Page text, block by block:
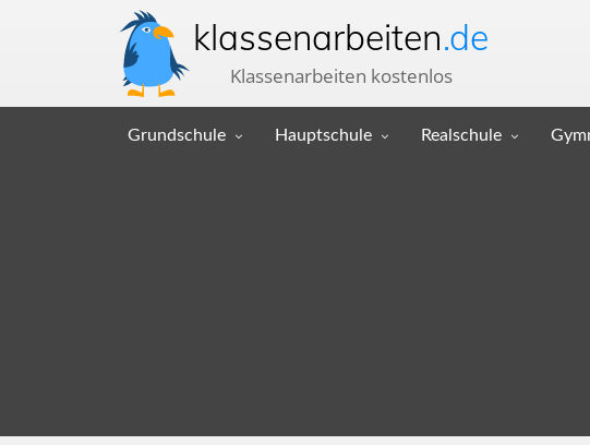
klassenarbeiten.de
Klassenarbeiten kostenlos
Grundschule Hauptschule Realschule